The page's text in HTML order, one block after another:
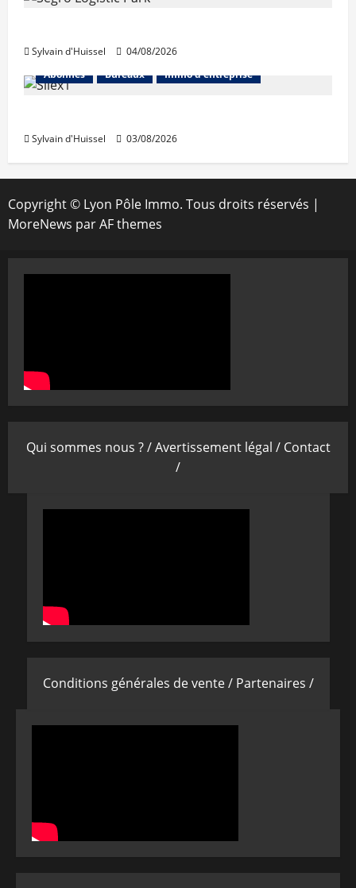
Sylvain d'Huissel
04/08/2026
Abonnés
Bureaux Immo d'entreprise
Sylvain d'Huissel 03/08/2026
Copyright © Lyon Pôle Immo. Tous droits réservés |
MoreNews par AF themes
Qui sommes nous ? /Avertissement légal / Contact
/
Conditions générales de vente / Partenaires /